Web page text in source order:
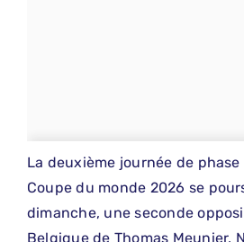
La deuxième journée de
Coupe du monde 2026 se
dimanche, une seconde
Belgique de Thomas Meunier,